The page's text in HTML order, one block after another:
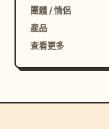
團體 / 情侶
產品
查看更多